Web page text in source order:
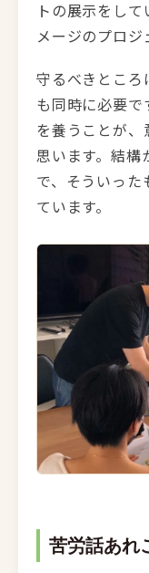
トの展示をし
メージのプロジ
守るべきところ
も同時に必要で
を養うことが、
思います。結構
で、そういった
ています。
苦労話あれ